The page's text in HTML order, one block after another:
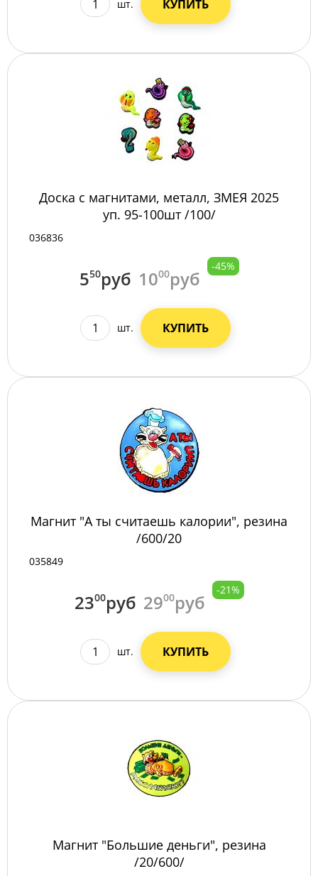
шт. КУПИТЬ
Доска с магнитами, металл, ЗМЕЯ 2025
уп. 95-100шт /100/
036836
550руб 1000руб
-45%
шт. КУПИТЬ
Магнит "А ты считаешь калории", резина
/600/20
035849
2300руб 2900руб
-21%
шт. КУПИТЬ
Магнит "Большие деньги", резина
/20/600/